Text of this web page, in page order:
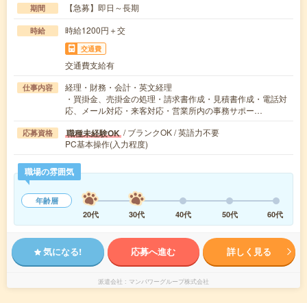
期間 【急募】即日～長期
時給 時給1200円＋交
交通費
交通費支給有
仕事内容
経理・財務・会計・英文経理
・買掛金、売掛金の処理・請求書作成・見積書作成・電話対
応、メール対応・来客対応・営業所内の事務サポー…
応募資格 職種未経験OK / ブランクOK / 英語力不要
PC基本操作(入力程度)
職場の雰囲気
年齢層
20代
30代 40代 50代 60代
気になる! 応募へ進む 詳しく見る
派遣会社 マンパワーグループ株式会社